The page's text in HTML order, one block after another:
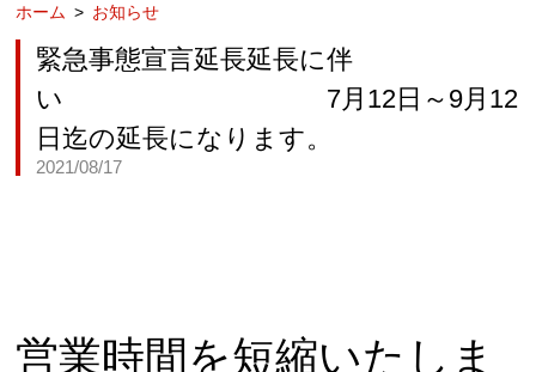
テイクアウト/デリバリー
COMPANY
ホーム お知らせ
緊急事態宣言延長延長に伴
い 7月12日～9月12
日迄の延長になります。
2021/08/17
営業時間を短縮いたしま